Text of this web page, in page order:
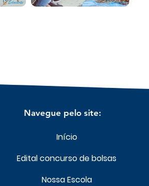
Navegue pelo site:
Início
Edital concurso de bolsas
Nossa Escola